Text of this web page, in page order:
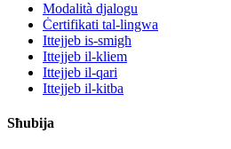
Modalità djalogu
Ċertifikati tal-lingwa
Ittejjeb is-smigħ
Ittejjeb il-kliem
Ittejjeb il-qari
Ittejjeb il-kitba
Sħubija